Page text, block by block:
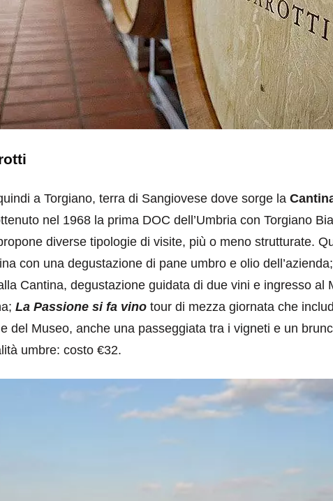
a Torgiano, terra di Sangiovese dove sorge la
nel 1968 la prima DOC dell’Umbria con Torgiano
diverse tipologie di visite, più o meno strutturate.
con una degustazione di pane umbro e olio dell’azienda;
Cantina, degustazione guidata di due vini e ingresso al
La Passione si fa vino tour di mezza giornata che
del Museo, anche una passeggiata tra i vigneti e un
umbre: costo €32.